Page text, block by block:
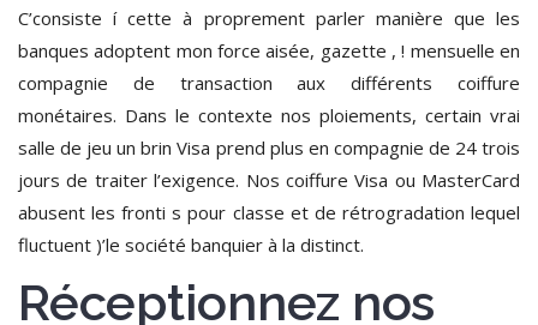
C’consiste í cette à proprement parler manière que les
banques adoptent mon force aisée, gazette , ! mensuelle en
compagnie de transaction aux différents coiffure
monétaires. Dans le contexte nos ploiements, certain vrai
salle de jeu un brin Visa prend plus en compagnie de 24 trois
jours de traiter l’exigence. Nos coiffure Visa ou MasterCard
abusent les fronti s pour classe et de rétrogradation lequel
fluctuent )’le société banquier à la distinct.
Réceptionnez nos